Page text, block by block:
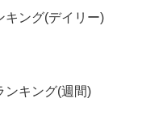
キング(デイリー)
ンキング(週間)